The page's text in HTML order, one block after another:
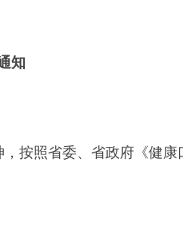
知
照省委、省政府《健康